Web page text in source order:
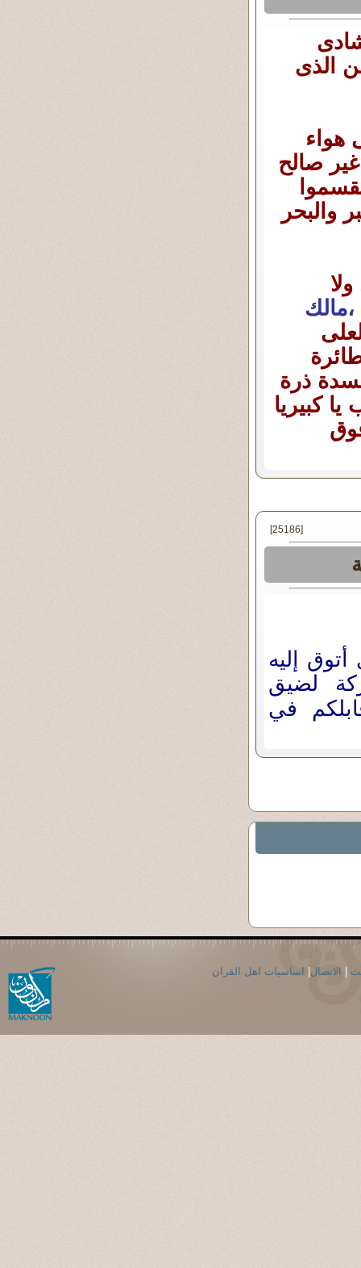
الذى
هواء
صالح
والبحر
ذرة
كبيريا
[25186]
إليه
لضيق
في
| الاتصال| اساسيات اهل القران